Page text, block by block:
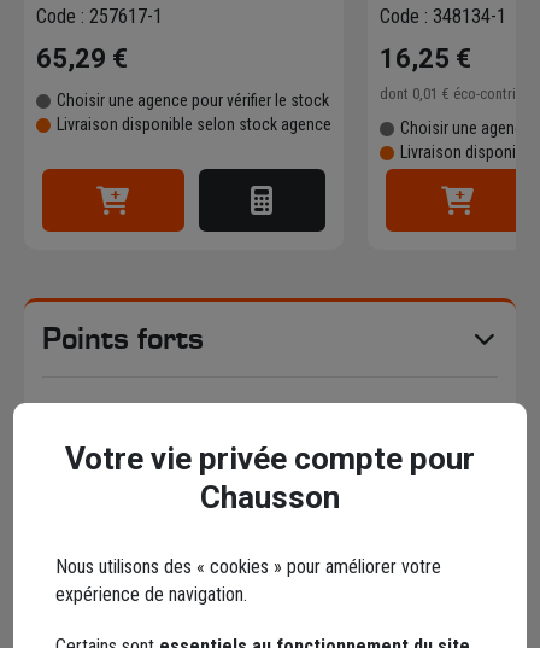
Code : 257617-1
65,29 €
Choisir une agence pour vérifier le stock
Livraison disponible selon stock agence
Code : 348134-1
16,25 €
dont 0,01 € éco-
Choisir une agence
Livraison
Points forts
Description
Conseils d'utilisation
Caractéristiques
Votre vie privée compte pour
Chausson
Nous utilisons des « cookies » pour améliorer votre
expérience de navigation.